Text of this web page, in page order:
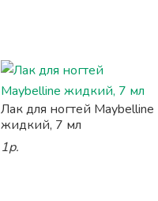
Лак для ногтей Maybelline
жидкий, 7 мл
1р.